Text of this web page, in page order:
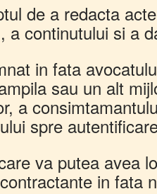
de a redacta
a continutului si a
in fata
sau un alt
a
spre
va putea avea
in fata